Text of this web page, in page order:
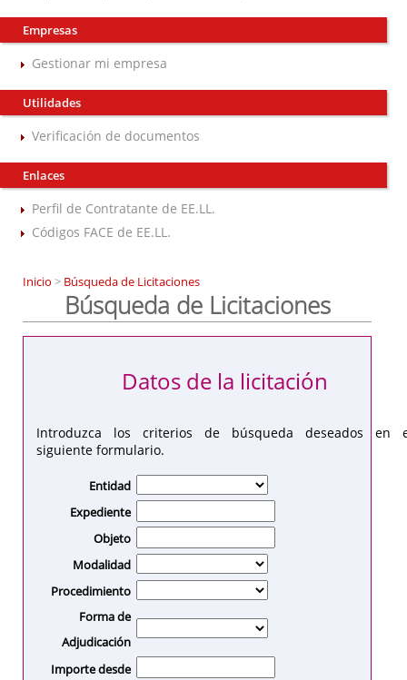
Empresas
Gestionar mi empresa
Utilidades
Verificación de documentos
Enlaces
Perfil de Contratante de EE.LL.
Códigos FACE de EE.LL.
Inicio > Búsqueda de Licitaciones
Búsqueda de Licitaciones
Introduzca los criterios de búsqueda deseados en
siguiente formulario.
Datos de la licitación
Entidad
Expediente
Objeto
Modalidad
Procedimiento
Forma de
Adjudicación
Importe desde